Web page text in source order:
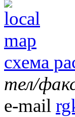
схема
тел/
e-mail